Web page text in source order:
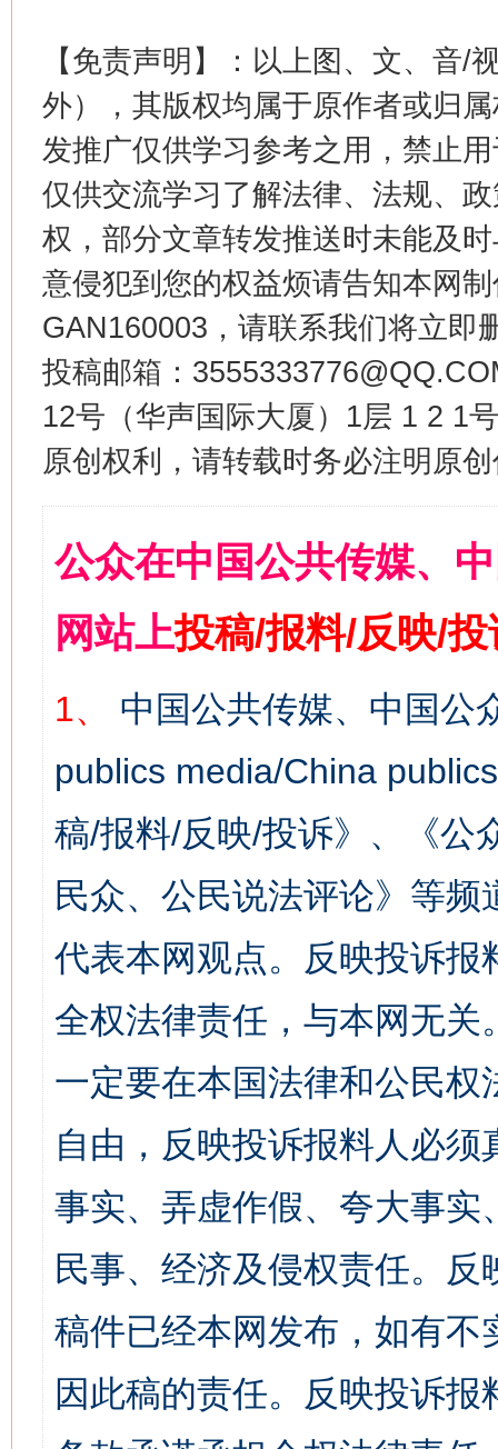
【免责声明】：以上图、文、音/
外），其版权均属于原作者或归
发推广仅供学习参考之用，禁止
仅供交流学习了解法律、法规、
权，部分文章转发推送时未能及
意侵犯到您的权益烦请告知本网
GAN160003，请联系我们将立即
投稿邮箱：
12号（华声国际大厦）1层 1 2 1
原创权利，请转载时务必注明原
公众在中国公共传媒、
网站上投稿/报料/反映/
1、
中国公共传媒、中国公
publics media/China
稿/报料/反映/投诉》、《公
民众、公民说法评论》等
代表本网观点。反映投诉
全权法律责任，与本网无
一定要在本国法律和公民
自由，反映投诉报料人必
事实、弄虚作假、夸大事
民事、经济及侵权责任。
稿件已经本网发布，如有
因此稿的责任。反映投诉